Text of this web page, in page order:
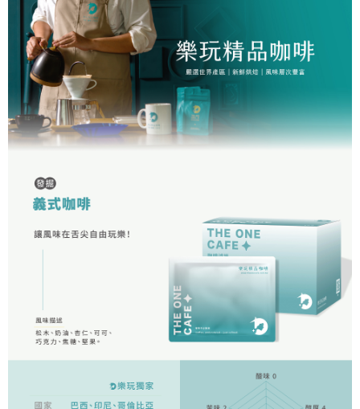
１．簡單：不需註冊會員、不需綁卡、不需儲值。
２．便利：只要手機號碼，簡訊認證，即可結帳。
３．安心：先確認商品／服務後，再付款。
【「AFTEE先享後付」結帳流程】
１．於結帳方式選擇「AFTEE先享後付」後，將跳轉至「AFTEE先享後付」
結帳頁面，進行簡訊認證並確認金額後，即可完成結帳。
２．訂單成立數日內，您將收到繳費通知簡訊。
３．收到繳費通知簡訊後14天內，點擊此簡訊中的連結，可透過四大超商／
ATM／網路銀行／等多元方式進行付款，方視為交易完成。
後付繳納相關費用。
※ 交易是否成功請以「AFTEE先享後付 」之結帳頁面顯示為準，若有關於
是否繳費成功／繳費後需取消欲退款等相關疑問，請聯繫「AFTEE先享後付
https://netprotections.freshdesk.com/support/home
【注意事項】
１．透過由恩沛科技股份有限公司提供之「AFTEE先享後付」服務完成之交
易，需依本服務之必要範圍內提供個人資料，並將交易相關給付款項請求債
２．關於個人資料處理事宜，請瀏覽以下網址：
https://aftee.tw/terms/#terms3
３．未成年的使用者請事先徵得法定代理人或監護人之同意方可使用
４．使用「AFTEE先享後付」時，將依據個別帳號之用戶狀況，依本公司即
時審查核予不同之上限額度；若仍有額度不足之情形，本公司將視審查結果
運送方式
全家取貨付款
每筆NT$60，滿NT$1,200(含以上)免運費
付款後全家取貨
每筆NT$60，滿NT$1,200(含以上)免運費
7-11取貨付款
付款後7-11取貨
每筆NT$60，滿NT$1,200(含以上)免運費
每筆NT$100，滿NT$1,200(含以上)免運費
每筆NT$200